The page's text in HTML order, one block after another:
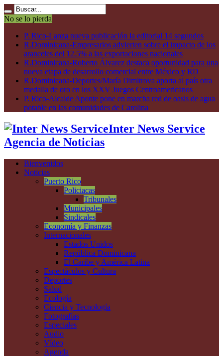
No se lo pierda
P. Rico-Lanza nueva publicación la editorial 14 segundos
R.Dominicana-Empresarios advierten sobre el impacto de los
aranceles del 12.5% a las exportaciones nacionales
R.Dominicana-Roberto Álvarez destaca oportunidad para una
nueva etapa de desarrollo comercial entre México y RD
R.Dominicana-Deportes/María Dimitrova aporta al país otra
medalla de oro en los XXV Juegos Centroamericanos
P. Rico-Alcalde Aponte pone en marcha red de oasis de agua
potable en las comunidades de Carolina
Inter News Service
Agencia de Noticias
Bienvenidos
Noticias
Puerto Rico
Policiacas
Tribunales
Municipales
Sindicales
Economía y Finanzas
Internacionales
Estados Unidos
República Dominicana
El Caribe y América Latina
Espectáculos y Cultura
Deportes
Salud
Ecología
Ciencia y Tecnología
Fotografías
Especiales
Audio
Vídeo
Agenda